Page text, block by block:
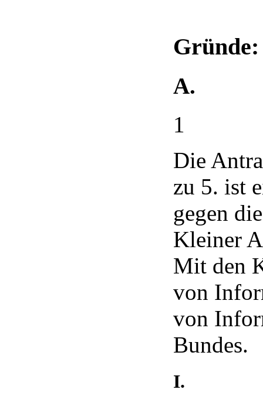
Gründe:
A.
1
Die
zu 5. ist
gegen
Kleiner
Mit den
von
von
Bundes.
I.